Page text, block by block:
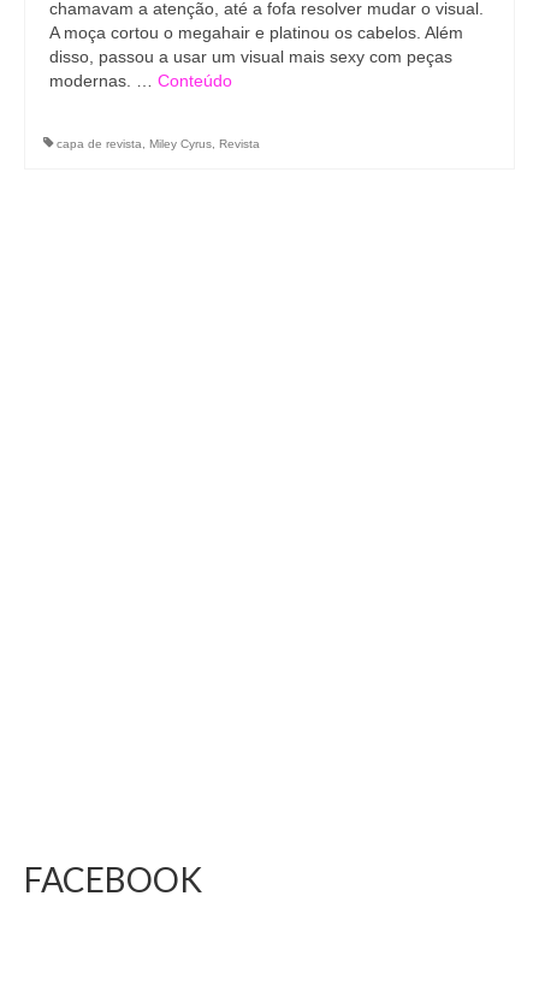
chamavam a atenção, até a fofa resolver mudar o visual.
A moça cortou o megahair e platinou os cabelos. Além
disso, passou a usar um visual mais sexy com peças
modernas. … Conteúdo
capa de revista Miley Cyrus Revista
FACEBOOK